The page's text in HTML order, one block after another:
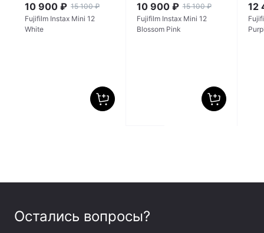
10 900 ₽ 15 100 ₽
Fujifilm Instax Mini 12
White
10 900 ₽ 15 100 ₽
Fujifilm Instax Mini 12
Blossom Pink
12
Остались вопросы?